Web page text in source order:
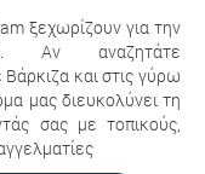
ξεχωρίζουν για την
Αν αναζητάτε
και στις γύρω
μας διευκολύνει τη
σας με τοπικούς,